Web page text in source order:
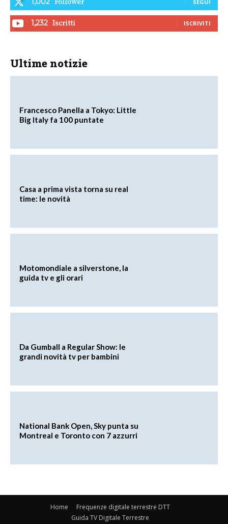
SEGUI
1,232 Iscritti ISCRIVITI
Ultime notizie
Francesco Panella a Tokyo: Little
Big Italy fa 100 puntate
Casa a prima vista torna su real
time: le novità
Motomondiale a silverstone, la
guida tv e gli orari
Da Gumball a Regular Show: le
grandi novità tv per bambini
National Bank Open, Sky punta su
Montreal e Toronto con 7 azzurri
Home
Frequenze digitale terrestre DTT
Guida TV Digitale Terrestre